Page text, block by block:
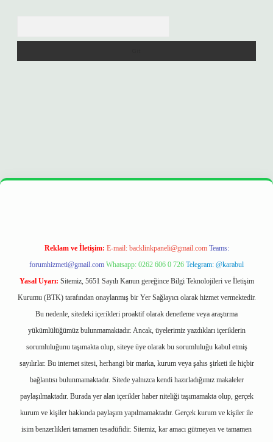
https://betexpergir.net/
Reklam ve İletişim: E-mail: backlinkpaneli@gmail.com Teams:
forumhizmeti@gmail.com Whatsapp: 0262 606 0 726 Telegram: @karabul
Yasal Uyarı: Sitemiz, 5651 Sayılı Kanun gereğince Bilgi Teknolojileri ve İletişim
Kurumu (BTK) tarafından onaylanmış bir Yer Sağlayıcı olarak hizmet vermektedir.
Bu nedenle, sitedeki içerikleri proaktif olarak denetleme veya araştırma
yükümlülüğümüz bulunmamaktadır. Ancak, üyelerimiz yazdıkları içeriklerin
sorumluluğunu taşımakta olup, siteye üye olarak bu sorumluluğu kabul etmiş
sayılırlar. Bu internet sitesi, herhangi bir marka, kurum veya şahıs şirketi ile hiçbir
bağlantısı bulunmamaktadır. Sitede yalnızca kendi hazırladığımız makaleler
paylaşılmaktadır. Burada yer alan içerikler haber niteliği taşımamakta olup, gerçek
kurum ve kişiler hakkında paylaşım yapılmamaktadır. Gerçek kurum ve kişiler ile
isim benzerlikleri tamamen tesadüfidir. Sitemiz, kar amacı gütmeyen ve tamamen